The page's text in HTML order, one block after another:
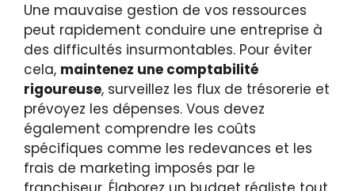
Une mauvaise gestion de vos ressources
peut rapidement conduire une entreprise à
des difficultés insurmontables. Pour éviter
cela, maintenez une comptabilité
rigoureuse, surveillez les flux de trésorerie et
prévoyez les dépenses. Vous devez
également comprendre les coûts
spécifiques comme les redevances et les
frais de marketing imposés par le